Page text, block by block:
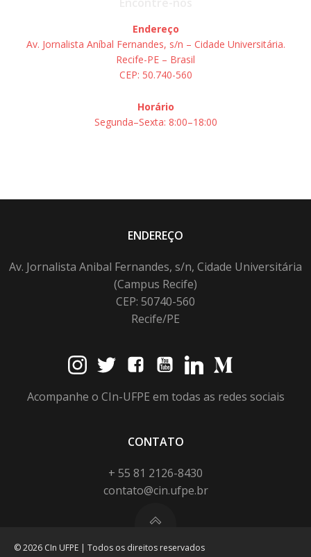
Endereço
Av. Jornalista Aníbal Fernandes, s/n – Cidade Universitária.
Recife-PE – Brasil
CEP: 50.740-560
Horário
Segunda–Sexta: 8:00–18:00
ENDEREÇO
Av. Jornalista Anibal Fernandes, s/n, Cidade Universitária
(Campus Recife)
CEP: 50740-560
Recife/PE
Acompanhe o CIn-UFPE em todas as redes sociais
CONTATO
+ 55 81 2126-8430
contato@cin.ufpe.br
© 2026 CIn UFPE | Todos os direitos reservados